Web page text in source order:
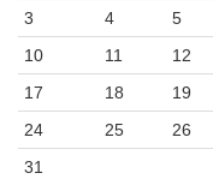
3
4 5
10
11 12
17
18 19
24
25 26
31